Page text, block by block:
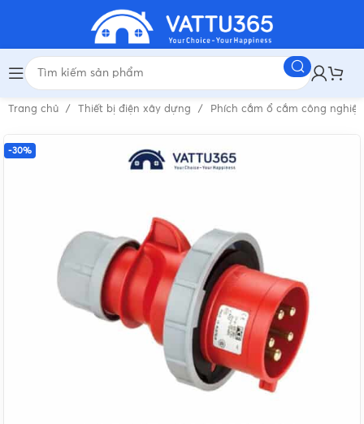
Trang chủ Thiết bị điện xây dựng Phích cắm ổ cắm công
-30%